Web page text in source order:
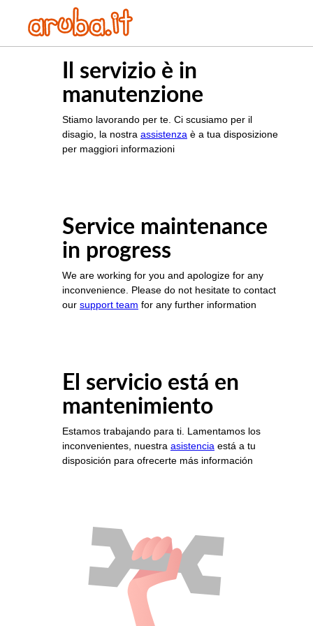
Il servizio è in
manutenzione
Stiamo lavorando per te. Ci scusiamo per il
disagio, la nostra assistenza è a tua disposizione
per maggiori informazioni
Service maintenance
in progress
We are working for you and apologize for any
inconvenience. Please do not hesitate to contact
our support team for any further information
El servicio está en
mantenimiento
Estamos trabajando para ti. Lamentamos los
inconvenientes, nuestra asistencia está a tu
disposición para ofrecerte más información